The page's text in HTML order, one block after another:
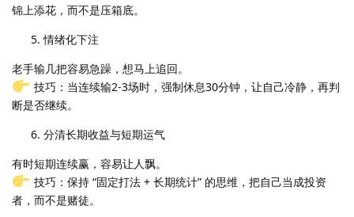
锦上添花，而不是压箱底。
情绪化下注
老手输几把容易急躁，想马上追回。
技巧：当连续输2-3场时，强制休息30分钟，让自己冷静，再判
断是否继续。
分清长期收益与短期运气
有时短期连续赢，容易让人飘。
技巧：保持 “固定打法 + 长期统计” 的思维，把自己当成投资
者，而不是赌徒。